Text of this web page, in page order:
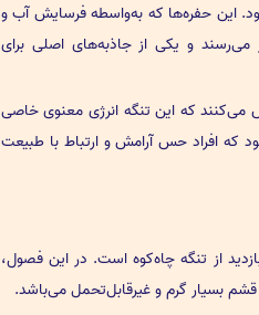
این حفره‌ها که به‌واسطه فرسایش آب و
می‌رسند و یکی از جاذبه‌های اصلی برای
می‌کنند که این تنگه انرژی معنوی خاصی
افراد حس آرامش و ارتباط با طبیعت
از تنگه چاه‌کوه است. در این فصول،
بسیار گرم و غیرقابل‌تحمل می‌باشد.